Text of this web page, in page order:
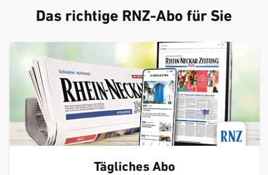
Das richtige RNZ-Abo für Sie
Tägliches Abo